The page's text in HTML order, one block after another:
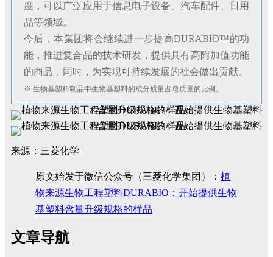
度，可以广泛应用于信息电子设备、汽车配件、日用
品等领域。
今后，本集团将会继续进一步提高DURABIO™的功
能，推进复合品的技术研发，提供具有高附加值功能
的商品，同时，为实现可持续发展的社会做出贡献。
※ 生物基塑料制品中生物基塑料的成分质量占总质量的比例。
来源：三菱化学
原文始发于微信公众号（三菱化学集团）： 植
物来源生物工程塑料DURABIO：开始提供生物
基塑料含量升级规格的样品
文章导航